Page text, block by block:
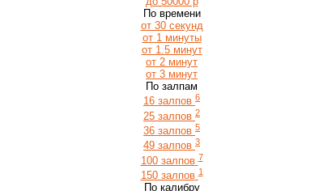
По времени
от 30 секунд
от 1 минуты
от 1.5 минут
от 2 минут
от 3 минут
По залпам
16 залпов 6
25 залпов 2
36 залпов 5
49 залпов 3
100 залпов 7
150 залпов 1
По калибру